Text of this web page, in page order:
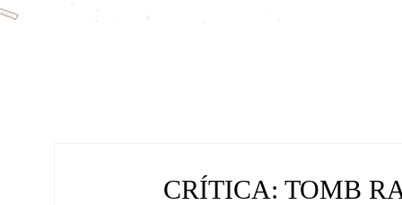
CRÍTICA: TOMB